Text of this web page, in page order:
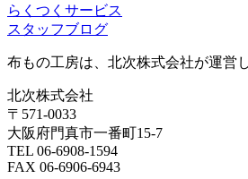
らくつくサービス
スタッフブログ
布もの工房は、北次株式会社が運営
北次株式会社
〒571-0033
大阪府門真市一番町15-7
TEL 06-6908-1594
FAX 06-6906-6943